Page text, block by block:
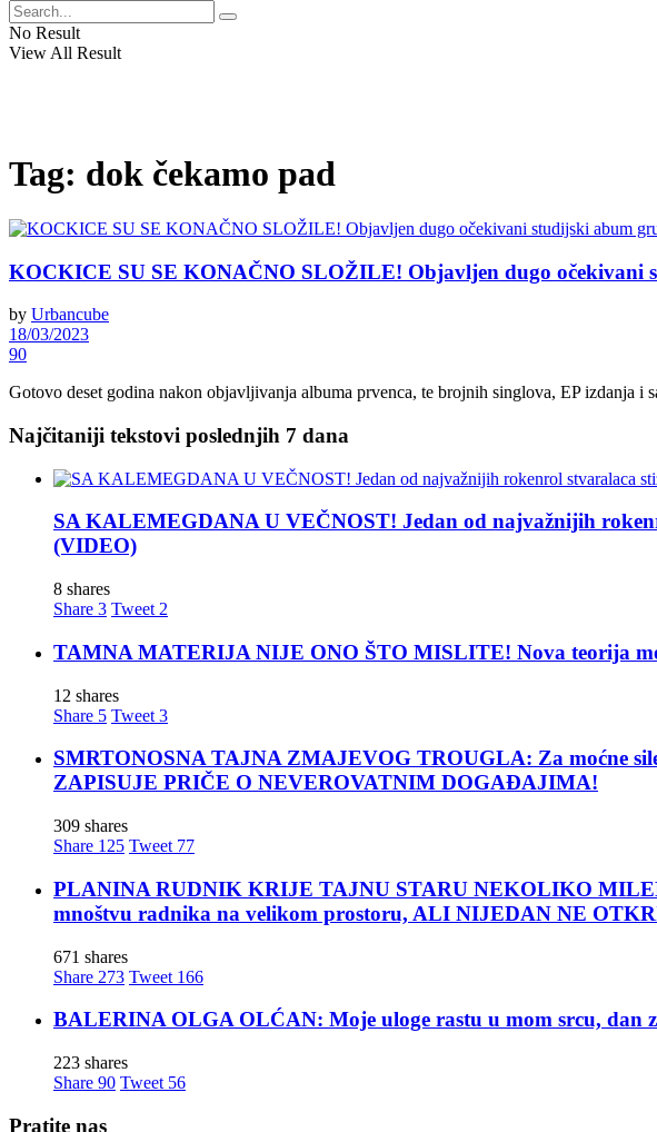
No Result
View All Result
Tag: dok čekamo pad
KOCKICE SU SE KONAČNO SLOŽILE! Objavljen dugo očekivani
by Urbancube
18/03/2023
90
Gotovo deset godina nakon objavljivanja albuma prvenca, te brojnih singlova, EP izdanja i
Najčitaniji tekstovi poslednjih 7 dana
SA KALEMEGDANA U VEČNOST! Jedan od najvažnijih
(VIDEO)
8 shares
Share 3 Tweet 2
TAMNA MATERIJA NIJE ONO ŠTO MISLITE! Nova teorija
12 shares
Share 5 Tweet 3
SMRTONOSNA TAJNA ZMAJEVOG TROUGLA: Za moćne
ZAPISUJE PRIČE O NEVEROVATNIM DOGAĐAJIMA!
309 shares
Share 125 Tweet 77
PLANINA RUDNIK KRIJE TAJNU STARU NEKOLIKO
mnoštvu radnika na velikom prostoru, ALI NIJEDAN NE
671 shares
Share 273 Tweet 166
BALERINA OLGA OLĆAN: Moje uloge rastu u mom srcu,
223 shares
Share 90 Tweet 56
Pratite nas